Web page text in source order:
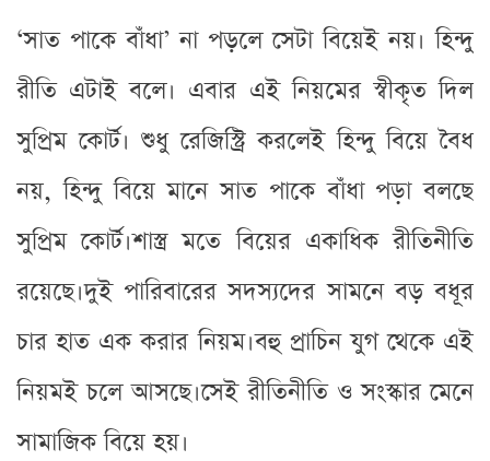
‘সাত পাকে বাঁধা’ না পড়লে সেটা বিয়েই নয়। হিন্দু
রীতি এটাই বলে। এবার এই নিয়মের স্বীকৃত দিল
সুপ্রিম কোর্ট। শুধু রেজিস্ট্রি করলেই হিন্দু বিয়ে বৈধ
নয়, হিন্দু বিয়ে মানে সাত পাকে বাঁধা পড়া বলছে
সুপ্রিম কোর্ট।শাস্ত্র মতে বিয়ের একাধিক রীতিনীতি
রয়েছে।দুই পারিবারের সদস্যদের সামনে বড় বধূর
চার হাত এক করার নিয়ম।বহু প্রাচিন যুগ থেকে এই
নিয়মই চলে আসছে।সেই রীতিনীতি ও সংস্কার মেনে
সামাজিক বিয়ে হয়।